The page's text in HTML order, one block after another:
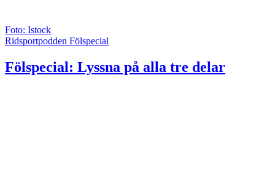
Foto: Istock
Ridsportpodden Fölspecial
Fölspecial: Lyssna på alla tre delar